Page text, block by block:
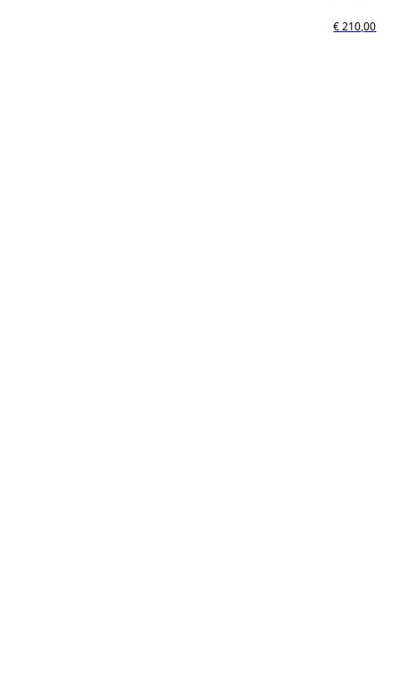
€ 210,00